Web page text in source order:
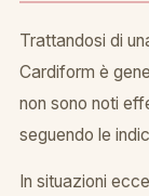
Trattandosi di
Cardiform è
non sono noti
seguendo le
In situazioni